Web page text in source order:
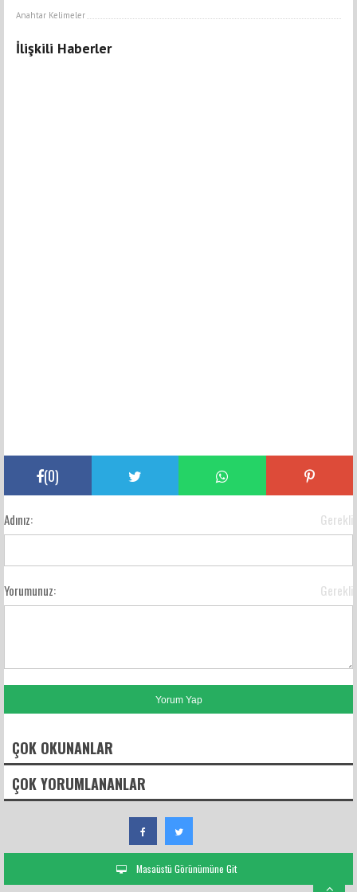
Anahtar Kelimeler
İlişkili Haberler
(0)
Adınız: Gerekli
Yorumunuz: Gerekli
ÇOK OKUNANLAR
ÇOK YORUMLANANLAR
Masaüstü Görünümüne Git